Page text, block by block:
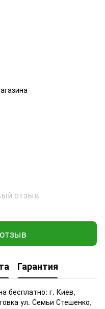
отзыв
Гарантия
бесплатно: г. Киев,
ул. Семьи Стешенко,